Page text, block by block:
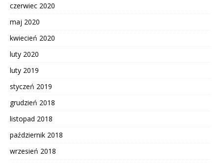
czerwiec 2020
maj 2020
kwiecień 2020
luty 2020
luty 2019
styczeń 2019
grudzień 2018
listopad 2018
październik 2018
wrzesień 2018